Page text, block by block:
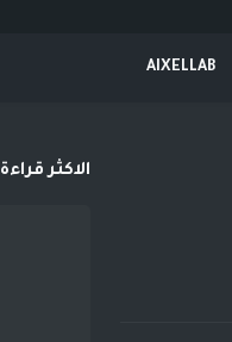
AIXELLAB
الاكثر قراءة